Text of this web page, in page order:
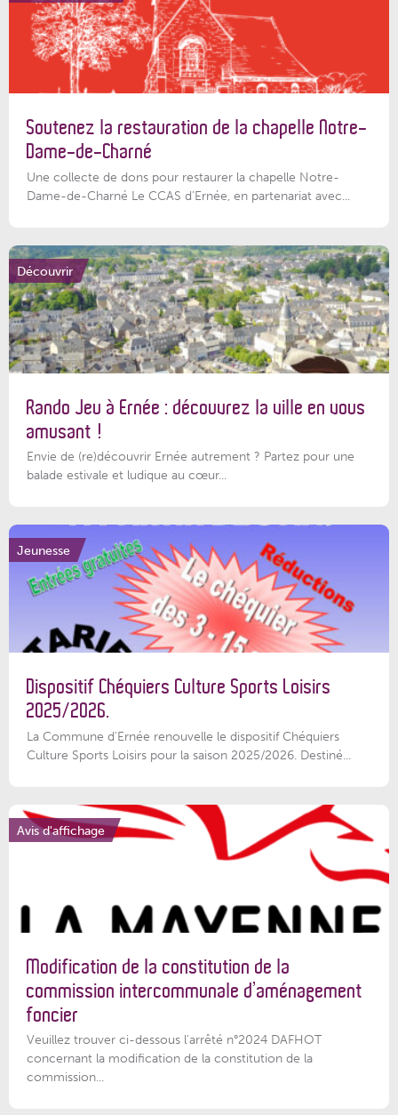
Soutenez la restauration de la chapelle Notre-
Dame-de-Charné
Une collecte de dons pour restaurer la chapelle Notre-
Dame-de-Charné Le CCAS d’Ernée, en partenariat avec...
Découvrir
Rando Jeu à Ernée : découvrez la ville en vous
amusant !
Envie de (re)découvrir Ernée autrement ? Partez pour une
balade estivale et ludique au cœur...
Jeunesse
Dispositif Chéquiers Culture Sports Loisirs
2025/2026.
La Commune d'Ernée renouvelle le dispositif Chéquiers
Culture Sports Loisirs pour la saison 2025/2026. Destiné...
Avis d'affichage
Modification de la constitution de la
commission intercommunale d’aménagement
foncier
Veuillez trouver ci-dessous l'arrêté n°2024 DAFHOT
concernant la modification de la constitution de la
commission...